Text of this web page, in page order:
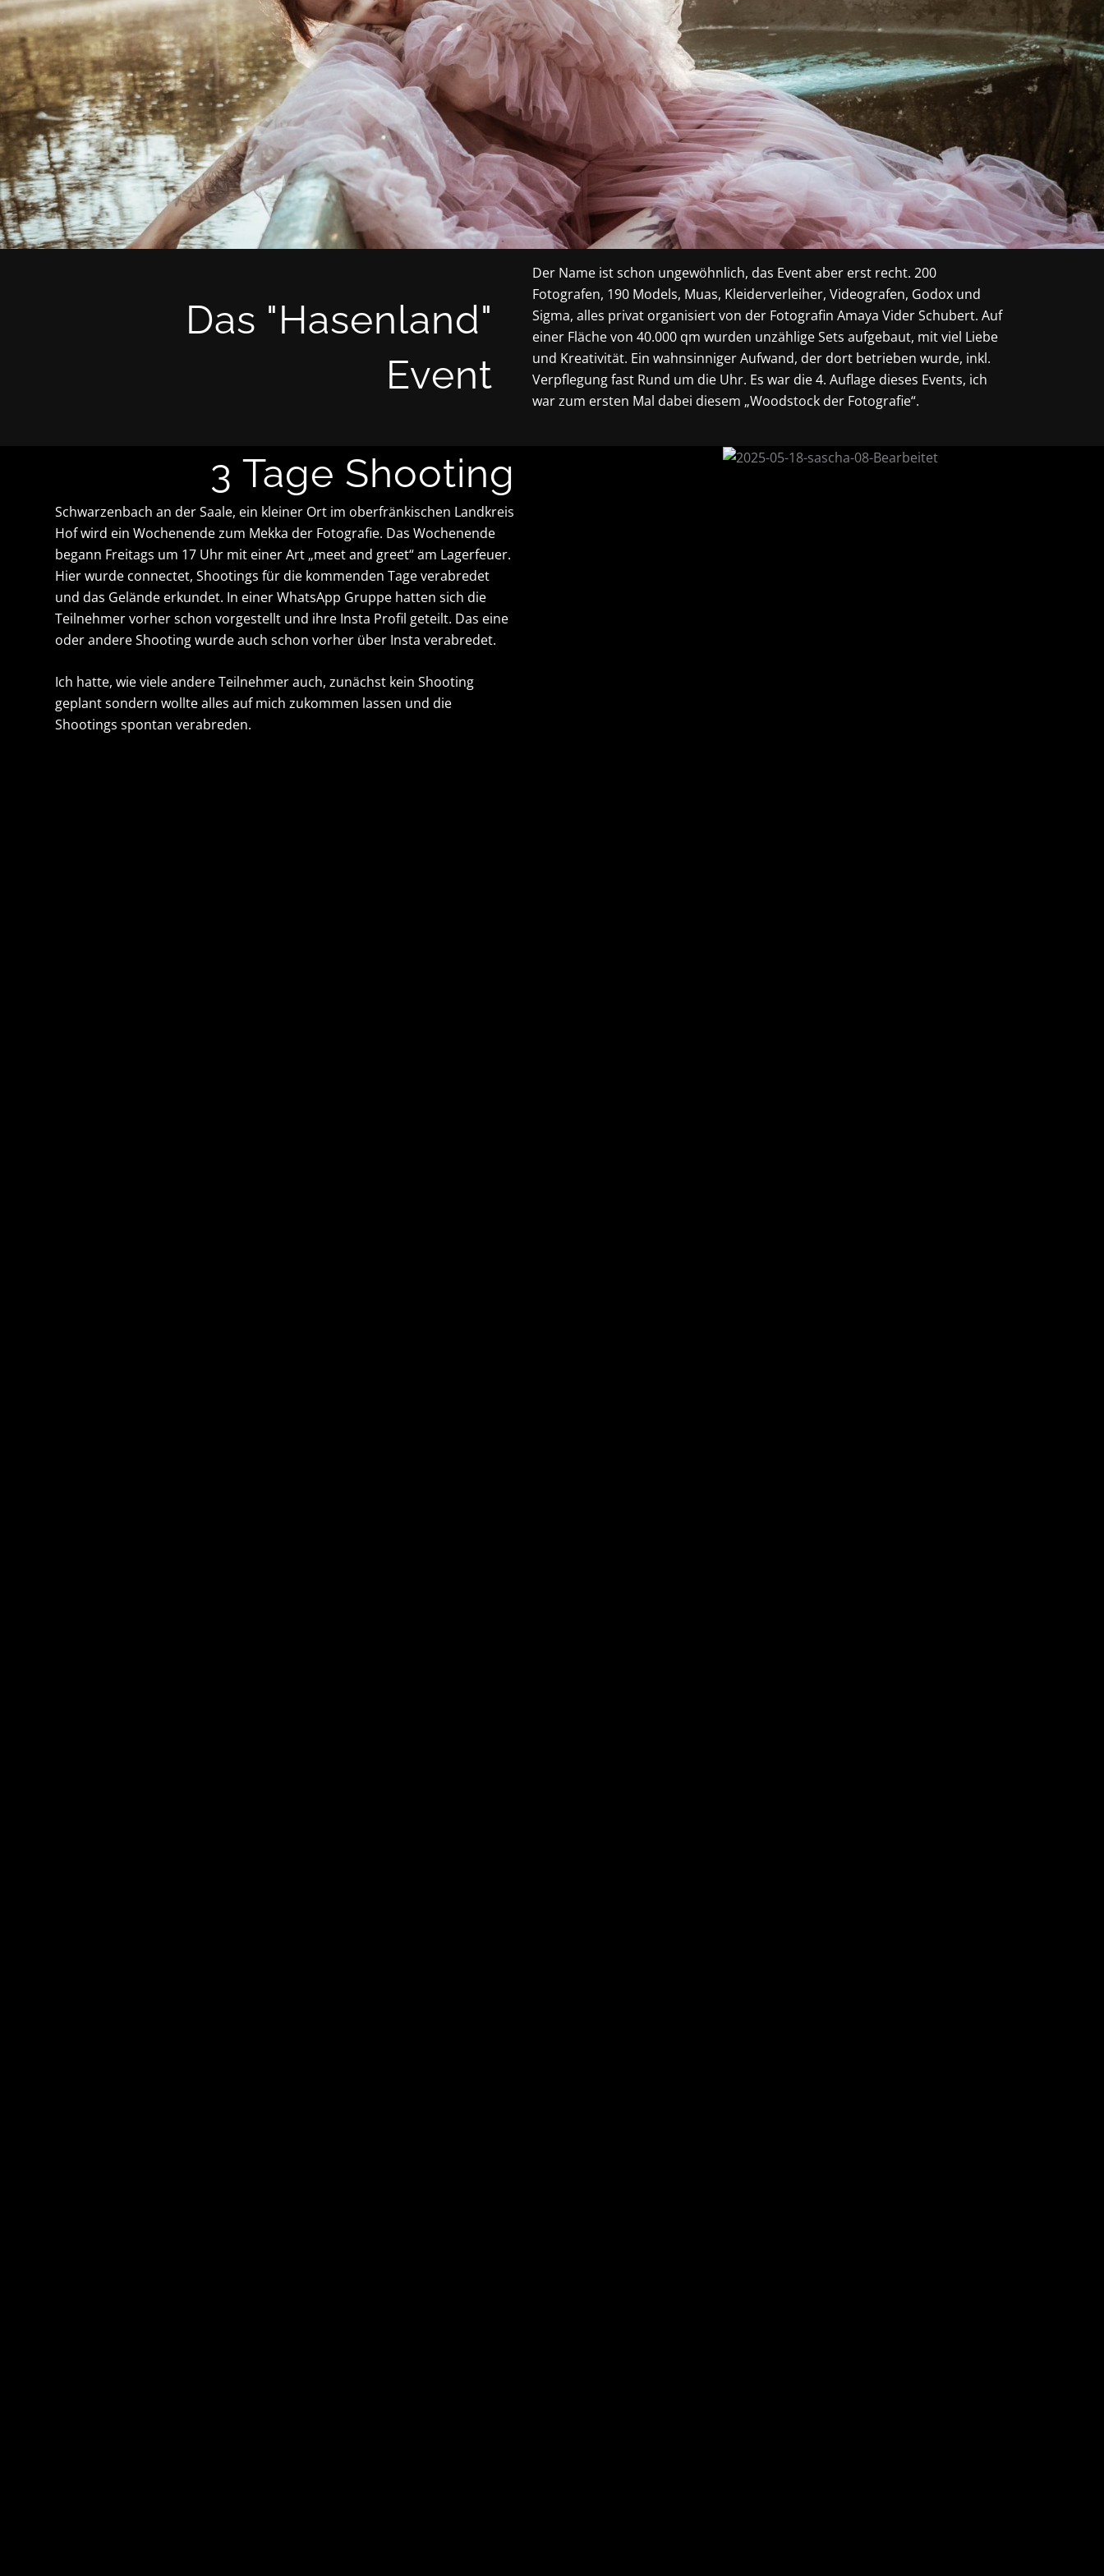
Das "Hasenland"
Event
Der Name ist schon ungewöhnlich, das Event aber erst recht. 200
Fotografen, 190 Models, Muas, Kleiderverleiher, Videografen, Godox und
Sigma, alles privat organisiert von der Fotografin Amaya Vider Schubert. Auf
einer Fläche von 40.000 qm wurden unzählige Sets aufgebaut, mit viel Liebe
und Kreativität. Ein wahnsinniger Aufwand, der dort betrieben wurde, inkl.
Verpflegung fast Rund um die Uhr. Es war die 4. Auflage dieses Events, ich
war zum ersten Mal dabei diesem „Woodstock der Fotografie“.
3 Tage Shooting
Schwarzenbach an der Saale, ein kleiner Ort im oberfränkischen Landkreis
Hof wird ein Wochenende zum Mekka der Fotografie. Das Wochenende
begann Freitags um 17 Uhr mit einer Art „meet and greet“ am Lagerfeuer.
Hier wurde connectet, Shootings für die kommenden Tage verabredet
und das Gelände erkundet. In einer WhatsApp Gruppe hatten sich die
Teilnehmer vorher schon vorgestellt und ihre Insta Profil geteilt. Das eine
oder andere Shooting wurde auch schon vorher über Insta verabredet.
Ich hatte, wie viele andere Teilnehmer auch, zunächst kein Shooting
geplant sondern wollte alles auf mich zukommen lassen und die
Shootings spontan verabreden.